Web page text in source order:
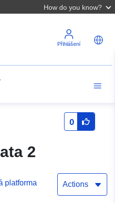
How do you know?
Přihlášení
0
2
platforma Actions